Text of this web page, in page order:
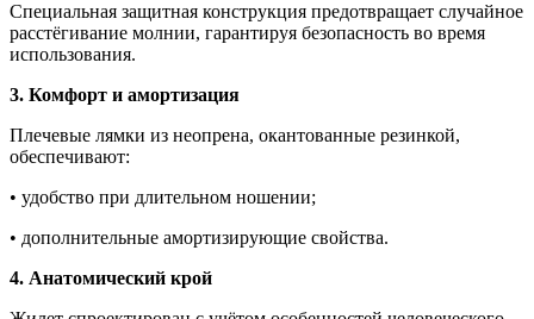
Специальная защитная конструкция предотвращает случайное
расстёгивание молнии, гарантируя безопасность во время
использования.
3. Комфорт и амортизация
Плечевые лямки из неопрена, окантованные резинкой,
обеспечивают:
• удобство при длительном ношении;
• дополнительные амортизирующие свойства.
4. Анатомический крой